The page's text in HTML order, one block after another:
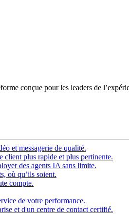
conçue pour les leaders de
et messagerie de qualité.
client plus rapide et plus pertinente.
des agents IA sans limite.
où qu’ils soient.
compte.
de votre performance.
et d'un centre de contact certifié.